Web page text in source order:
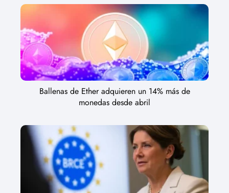
Ballenas de Ether adquieren un 14% más de
monedas desde abril